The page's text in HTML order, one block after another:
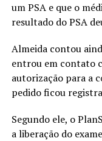
um PSA e que o
resultado do PSA
Almeida contou
entrou em contato
autorização para a
pedido ficou
Segundo ele, o
a liberação do